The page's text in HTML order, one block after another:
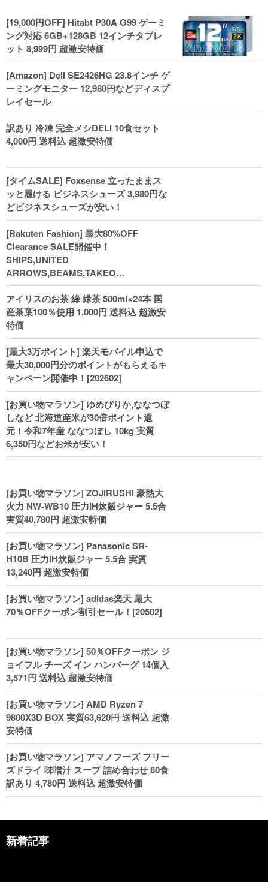
[19,000円OFF] Hitabt P30A G99 ゲーミ
ング対応 6GB+128GB 12インチタブレ
ット 8,999円 超激安特価
[Amazon] Dell SE2426HG 23.8インチ ゲ
ーミングモニター 12,980円などディスプ
レイセール
訳あり 冷凍 完全メシDELI 10食セット
4,000円 送料込 超激安特価
[タイムSALE] Foxsense 立ったままス
ッと履ける ビジネスシューズ 3,980円な
どビジネスシューズが安い！
[Rakuten Fashion] 最大80%OFF
Clearance SALE開催中！
SHIPS,UNITED
ARROWS,BEAMS,TAKEO
KIKUCHI,COACH,MICHAEL KORSなど
(202602)
アイリスのお茶 綠 緑茶 500ml×24本 国
産茶葉100％使用 1,000円 送料込 超激安
特価
[最大3万ポイント] 楽天モバイル申込で
最大30,000円分のポイントがもらえるキ
ャンペーン開催中！[202602]
[お買い物マラソン] ゆめぴりか,ななつぼ
しなど 北海道産米が30倍ポイント還
元！令和7年産 ななつぼし 10kg 実質
6,350円などお米が安い！
[お買い物マラソン] ZOJIRUSHI 豪熱大
火力 NW-WB10 圧力IH炊飯ジャー 5.5合
実質40,780円 超激安特価
[お買い物マラソン] Panasonic SR-
H10B 圧力IH炊飯ジャー 5.5合 実質
13,240円 超激安特価
[お買い物マラソン] adidas楽天 最大
70％OFFクーポン割引セール！[20502]
[お買い物マラソン] 50％OFFクーポン ジ
ョイフル チーズ イン ハンバーグ 14個入
3,571円 送料込 超激安特価
[お買い物マラソン] AMD Ryzen 7
9800X3D BOX 実質63,620円 送料込 超激
安特価
[お買い物マラソン] アマノフーズ フリー
ズドライ 味噌汁 スープ 詰め合わせ 60食
訳あり 4,780円 送料込 超激安特価
新着記事